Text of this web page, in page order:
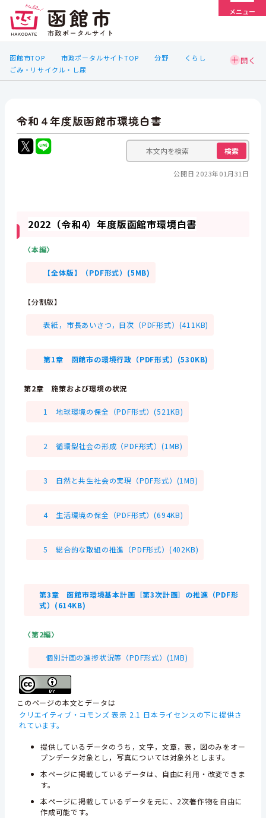
メニュー
函館市TOP 市政ポータルサイトTOP 分野
くらし
ごみ・リサイクル・し尿
令和４年度版函館市環境白書
検索
公開日 2023年01月31日
2022（令和4）年度版函館市環境白書
〈本編〉
【全体版】（PDF形式）(5MB)
【分割版】
表紙，市長あいさつ，目次（PDF形式）(411KB)
第1章 函館市の環境行政（PDF形式）(530KB)
第2章 施策および環境の状況
1 地球環境の保全（PDF形式）(521KB)
2 循環型社会の形成（PDF形式）(1MB)
3 自然と共生社会の実現（PDF形式）(1MB)
4 生活環境の保全（PDF形式）(694KB)
5 総合的な取組の推進（PDF形式）(402KB)
第3章 函館市環境基本計画［第3次計画］の推進（PDF形
式）(614KB)
〈第2編〉
個別計画の進捗状況等（PDF形式）(1MB)
このページの本文とデータは
クリエイティブ・コモンズ 表示 2.1 日本ライセンスの下に提供さ
れています。
提供しているデータのうち，文字，文章，表，図のみをオー
プンデータ対象とし，写真については対象外とします。
本ページに掲載しているデータは、自由に利用・改変できま
す。
本ページに掲載しているデータを元に、2次著作物を自由に
作成可能です。